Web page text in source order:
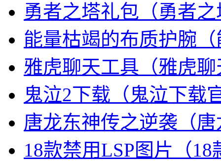
勇者之塔礼包（勇者
能量枯竭的布质护腕
雅虎聊天工具（雅虎
鬼泣2下载（鬼泣下载
唐龙东神传之逆袭（
18款禁用LSP图片（